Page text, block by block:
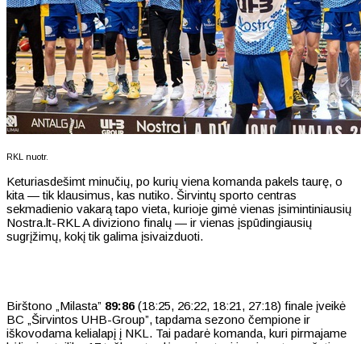
RKL nuotr.
Keturiasdešimt minučių, po kurių viena komanda pakels taurę, o
kita — tik klausimus, kas nutiko. Širvintų sporto centras
sekmadienio vakarą tapo vieta, kurioje gimė vienas įsimintiniausių
Nostra.lt-RKL A diviziono finalų — ir vienas įspūdingiausių
sugrįžimų, kokį tik galima įsivaizduoti.
Birštono „Milasta” 89:86(18:25, 26:22, 18:21, 27:18) finale įveikė
BC „Širvintos UHB-Group”, tapdama sezono čempione ir
iškovodama kelialapį į NKL. Tai padarė komanda, kuri pirmajame